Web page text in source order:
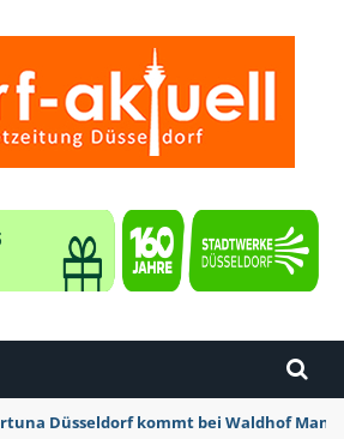
Düsseldorf kommt bei Waldhof